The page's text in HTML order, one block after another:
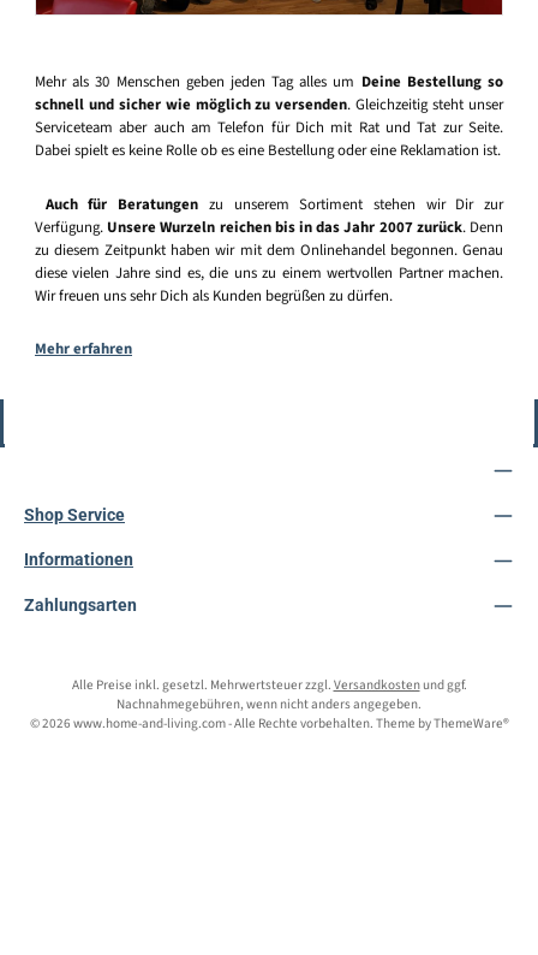
Mehr als 30 Menschen geben jeden Tag alles um Deine Bestellung so
schnell und sicher wie möglich zu versenden. Gleichzeitig steht unser
Serviceteam aber auch am Telefon für Dich mit Rat und Tat zur Seite.
Dabei spielt es keine Rolle ob es eine Bestellung oder eine Reklamation ist.
Auch für Beratungen zu unserem Sortiment stehen wir Dir zur
Verfügung. Unsere Wurzeln reichen bis in das Jahr 2007 zurück. Denn
zu diesem Zeitpunkt haben wir mit dem Onlinehandel begonnen. Genau
diese vielen Jahre sind es, die uns zu einem wertvollen Partner machen.
Wir freuen uns sehr Dich als Kunden begrüßen zu dürfen.
Mehr erfahren
Shop Service
Informationen
Zahlungsarten
Alle Preise inkl. gesetzl. Mehrwertsteuer zzgl. Versandkostenund ggf.
Nachnahmegebühren, wenn nicht anders angegeben.
© 2026 www.home-and-living.com - Alle Rechte vorbehalten. Theme byThemeWare®